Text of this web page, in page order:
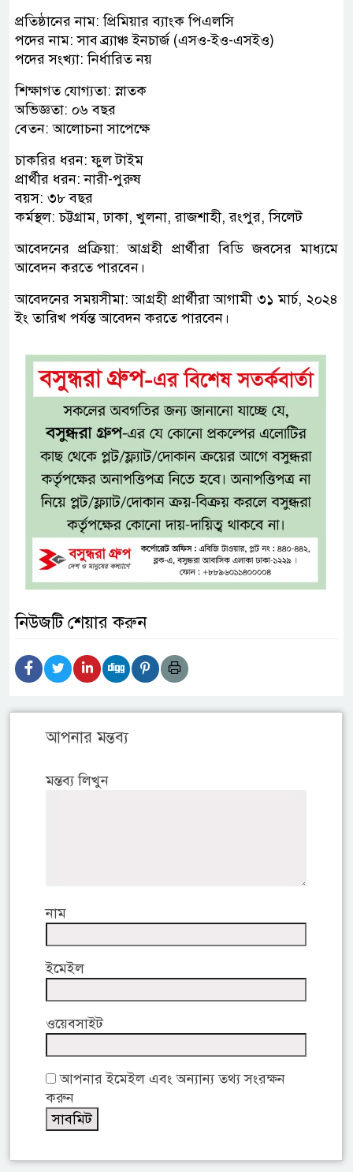
প্রতিষ্ঠানের নাম: প্রিমিয়ার ব্যাংক পিএলসি
পদের নাম: সাব ব্র্যাঞ্চ ইনচার্জ (এসও-ইও-এসইও)
পদের সংখ্যা: নির্ধারিত নয়
শিক্ষাগত যোগ্যতা: স্নাতক
অভিজ্ঞতা: ০৬ বছর
বেতন: আলোচনা সাপেক্ষে
চাকরির ধরন: ফুল টাইম
প্রার্থীর ধরন: নারী-পুরুষ
বয়স: ৩৮ বছর
কর্মস্থল: চট্টগ্রাম, ঢাকা, খুলনা, রাজশাহী, রংপুর, সিলেট
আবেদনের প্রক্রিয়া: আগ্রহী প্রার্থীরা বিডি জবসের মাধ্যমে
আবেদন করতে পারবেন।
আবেদনের সময়সীমা: আগ্রহী প্রার্থীরা আগামী ৩১ মার্চ, ২০২৪
ইং তারিখ পর্যন্ত আবেদন করতে পারবেন।
নিউজটি শেয়ার করুন
আপনার মন্তব্য
মন্তব্য লিখুন
নাম
ইমেইল
ওয়েবসাইট
আপনার ইমেইল এবং অন্যান্য তথ্য সংরক্ষন
করুন